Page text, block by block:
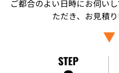
ご都合のよい日時にお伺い
ただき、お見積り